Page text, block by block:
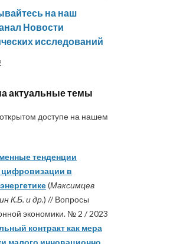
на наш
Новости
исследований
актуальные темы
доступе на нашем
тенденции
цифровизации в
(Максимцев
К.Б. и др.) // Вопросы
экономики. № 2 / 2023
контракт как мера
малого инновационно